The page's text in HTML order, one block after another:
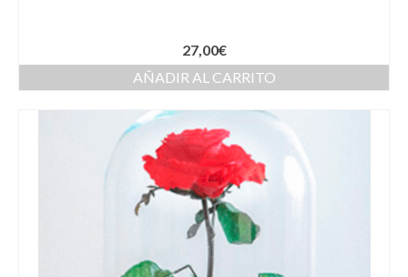
27,00€
AÑADIR AL CARRITO